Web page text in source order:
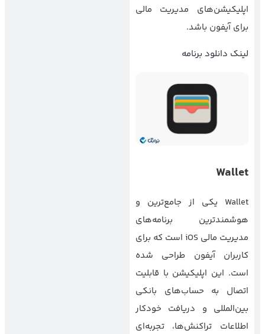
اپلیکیشن‌های مدیریت مالی
برای آیفون باشد.
لینک دانلود برنامه
Wallet
Wallet یکی از جامع‌ترین و
هوشمندترین برنامه‌های
مدیریت مالی iOS است که برای
کاربران آیفون طراحی شده
است. این اپلیکیشن با قابلیت
اتصال به حساب‌های بانکی
بین‌المللی و دریافت خودکار
اطلاعات تراکنش‌ها، تجربه‌ای